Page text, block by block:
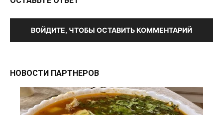
ВОЙДИТЕ, ЧТОБЫ ОСТАВИТЬ КОММЕНТАРИЙ
НОВОСТИ ПАРТНЕРОВ